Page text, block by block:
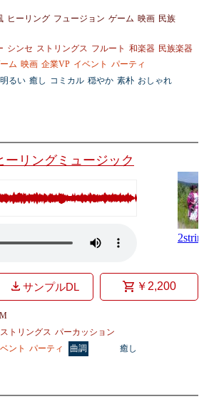
ヒーリング フュージョン ゲーム 映画 民族
シンセ ストリングス フルート 和楽器 民族楽器
ム 映画 企業VP イベント パーティ
明るい 癒し コミカル 穏やか 素朴 おしゃれ
ーリングミュージック
サンプルDL ￥2,200
ストリングス パーカッション
ント パーティ 曲調 癒し